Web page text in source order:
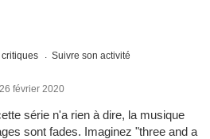
critiques Suivre son activité
février 2020
série n'a rien à dire, la musique
sont fades. Imaginez "three and a